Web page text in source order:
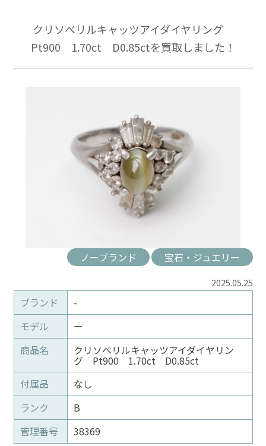
クリソベリルキャッツアイダイヤリング
Pt900 1.70ct D0.85ctを買取しました！
ノーブランド 宝石・ジュエリー
2025.05.25
ブランド
-
モデル
ー
商品名
クリソベリルキャッツアイダイヤリン
グ Pt900 1.70ct D0.85ct
付属品
なし
ランク
B
管理番号
38369